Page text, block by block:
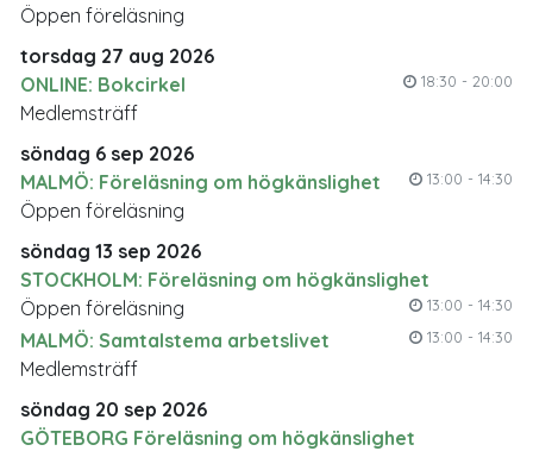
Öppen föreläsning
torsdag 27 aug 2026
ONLINE: Bokcirkel
18:30 - 20:00
Medlemsträff
söndag 6 sep 2026
MALMÖ: Föreläsning om högkänslighet
13:00 - 14:30
Öppen föreläsning
söndag 13 sep 2026
STOCKHOLM: Föreläsning om högkänslighet
13:00 - 14:30
Öppen föreläsning
MALMÖ: Samtalstema arbetslivet
13:00 - 14:30
Medlemsträff
söndag 20 sep 2026
GÖTEBORG Föreläsning om högkänslighet